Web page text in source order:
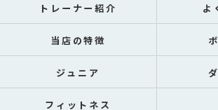
トレーナー紹介 よ
当店の特徴
ジュニア
フィットネス